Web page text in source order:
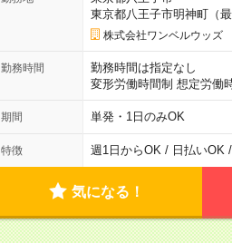
東京都八王子市明神町（
株式会社ワンベルウッズ
勤務時間
勤務時間は指定なし
変形労働時間制 想定労働
期間 単発・1日のみOK
特徴 週1日からOK / 日払いOK
気になる！